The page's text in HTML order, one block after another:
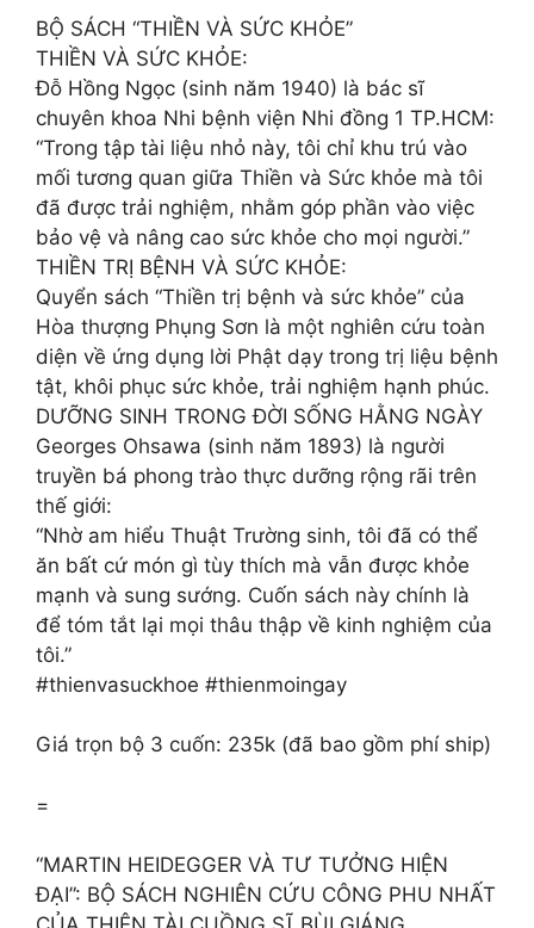
BỘ SÁCH “THIỀN VÀ SỨC KHỎE”
THIỀN VÀ SỨC KHỎE:
Đỗ Hồng Ngọc (sinh năm 1940) là bác sĩ
chuyên khoa Nhi bệnh viện Nhi đồng 1 TP.HCM:
“Trong tập tài liệu nhỏ này, tôi chỉ khu trú vào
mối tương quan giữa Thiền và Sức khỏe mà tôi
đã được trải nghiệm, nhằm góp phần vào việc
bảo vệ và nâng cao sức khỏe cho mọi người.”
THIỀN TRỊ BỆNH VÀ SỨC KHỎE:
Quyển sách “Thiền trị bệnh và sức khỏe” của
Hòa thượng Phụng Sơn là một nghiên cứu toàn
diện về ứng dụng lời Phật dạy trong trị liệu bệnh
tật, khôi phục sức khỏe, trải nghiệm hạnh phúc.
DƯỠNG SINH TRONG ĐỜI SỐNG HẰNG NGÀY
Georges Ohsawa (sinh năm 1893) là người
truyền bá phong trào thực dưỡng rộng rãi trên
thế giới:
“Nhờ am hiểu Thuật Trường sinh, tôi đã có thể
ăn bất cứ món gì tùy thích mà vẫn được khỏe
mạnh và sung sướng. Cuốn sách này chính là
để tóm tắt lại mọi thâu thập về kinh nghiệm của
tôi.”
#thienvasuckhoe #thienmoingay
Giá trọn bộ 3 cuốn: 235k (đã bao gồm phí ship)
=
“MARTIN HEIDEGGER VÀ TƯ TƯỞNG HIỆN
ĐẠI”: BỘ SÁCH NGHIÊN CỨU CÔNG PHU NHẤT